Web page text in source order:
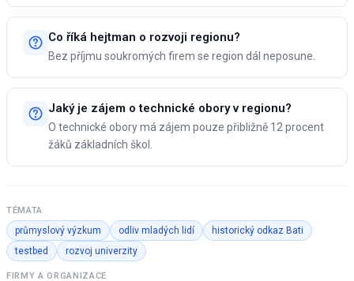
Co říká hejtman o rozvoji regionu?
Bez příjmu soukromých firem se region dál neposune.
Jaký je zájem o technické obory v regionu?
O technické obory má zájem pouze přibližně 12 procent
žáků základních škol.
TÉMATA
průmyslový výzkum odliv mladých lidí
historický odkaz Bati
testbed
rozvoj univerzity
FIRMY A ORGANIZACE